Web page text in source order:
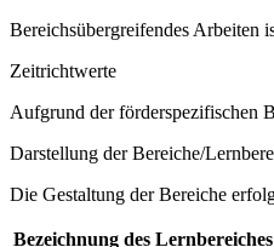
Bereichsübergreifendes Arbeiten
Zeitrichtwerte
Aufgrund der förderspezifischen
Darstellung der Bereiche/
Die Gestaltung der Bereiche
Bezeichnung des Lernbereiches